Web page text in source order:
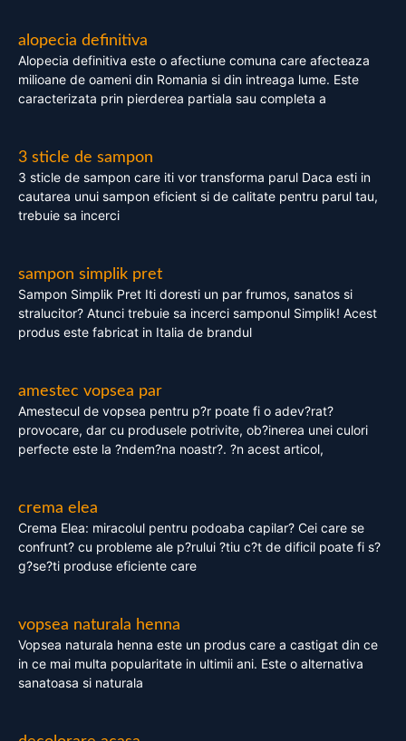
alopecia definitiva
Alopecia definitiva este o afectiune comuna care afecteaza
milioane de oameni din Romania si din intreaga lume. Este
caracterizata prin pierderea partiala sau completa a
3 sticle de sampon
3 sticle de sampon care iti vor transforma parul Daca esti in
cautarea unui sampon eficient si de calitate pentru parul tau,
trebuie sa incerci
sampon simplik pret
Sampon Simplik Pret Iti doresti un par frumos, sanatos si
stralucitor? Atunci trebuie sa incerci samponul Simplik! Acest
produs este fabricat in Italia de brandul
amestec vopsea par
Amestecul de vopsea pentru p?r poate fi o adev?rat?
provocare, dar cu produsele potrivite, ob?inerea unei culori
perfecte este la ?ndem?na noastr?. ?n acest articol,
crema elea
Crema Elea: miracolul pentru podoaba capilar? Cei care se
confrunt? cu probleme ale p?rului ?tiu c?t de dificil poate fi s?
g?se?ti produse eficiente care
vopsea naturala henna
Vopsea naturala henna este un produs care a castigat din ce
in ce mai multa popularitate in ultimii ani. Este o alternativa
sanatoasa si naturala